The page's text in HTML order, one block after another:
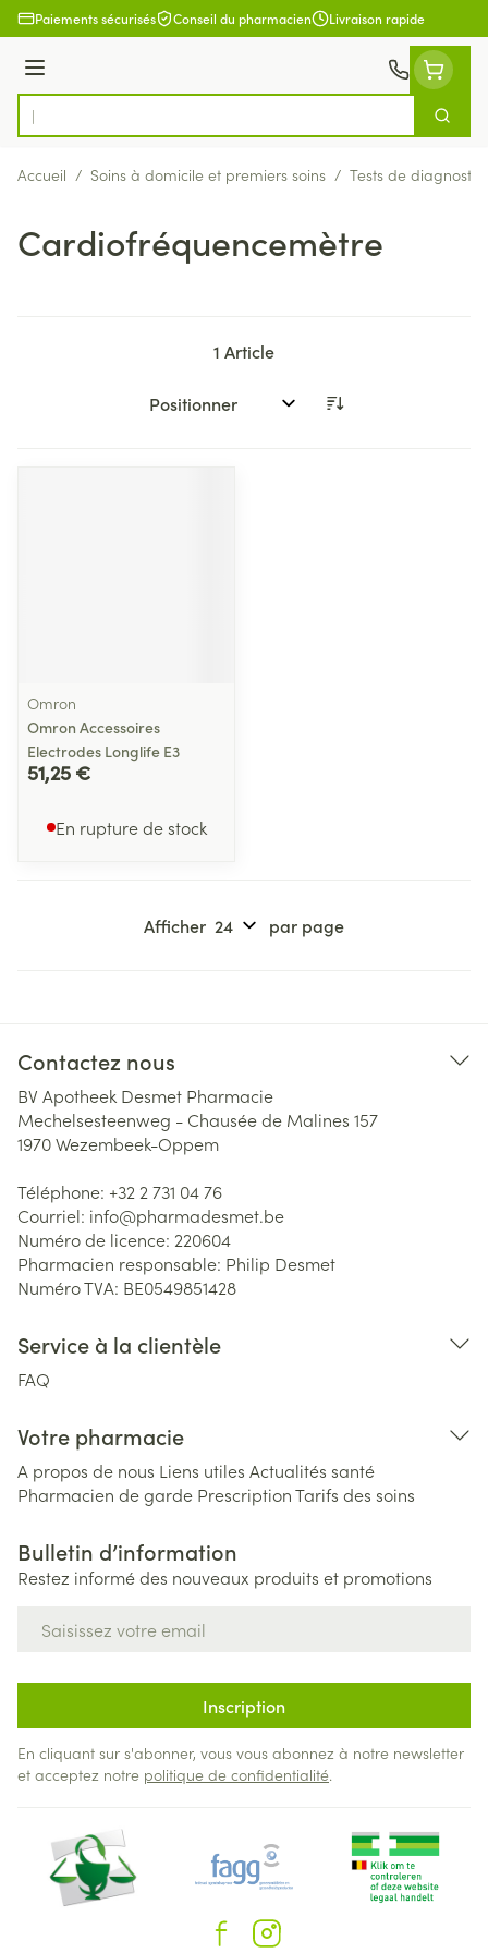
Aller au contenu
Paiements sécurisés Conseil du pharmacien Livraison rapide
Menu
Rechercher
Accueil / Soins à domicile et premiers soins / Tests de diagnostic
Cardiofréquencemètre
1 Article
Trier par:
Omron
Omron Accessoires
Electrodes Longlife E3
51,25 €
En rupture de stock
Afficher par page
Contactez nous
BV Apotheek Desmet Pharmacie
Mechelsesteenweg - Chausée de Malines 157
1970Wezembeek-Oppem
Téléphone: +32 2 731 04 76
Courriel: info@pharmadesmet.be
Numéro de licence: 220604
Pharmacien responsable: Philip Desmet
Numéro TVA: BE0549851428
Service à la clientèle
FAQ
Votre pharmacie
A propos de nous Liens utiles Actualités santé
Pharmacien de garde PrescriptionTarifs des soins
Bulletin d’information
Restez informé des nouveaux produits et promotions
Inscription
En cliquant sur s'abonner, vous vous abonnez à notre newsletter
et acceptez notre politique de confidentialité.